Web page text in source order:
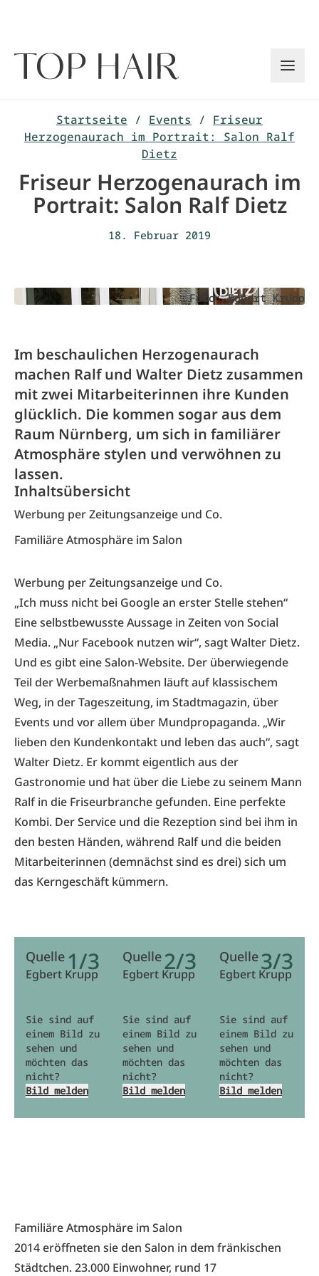
Startseite / Events / Friseur
Herzogenaurach im Portrait: Salon Ralf
Dietz
Friseur Herzogenaurach im
Portrait: Salon Ralf Dietz
18. Februar 2019
Foto: Egbert Krupp
Im beschaulichen Herzogenaurach
machen Ralf und Walter Dietz zusammen
mit zwei Mitarbeiterinnen ihre Kunden
glücklich. Die kommen sogar aus dem
Raum Nürnberg, um sich in familiärer
Atmosphäre stylen und verwöhnen zu
lassen.
Inhaltsübersicht
Werbung per Zeitungsanzeige und Co.
Familiäre Atmosphäre im Salon
Werbung per Zeitungsanzeige und Co.
„Ich muss nicht bei Google an erster Stelle stehen“
Eine selbstbewusste Aussage in Zeiten von Social
Media. „Nur Facebook nutzen wir“, sagt Walter Dietz.
Und es gibt eine Salon-Website. Der überwiegende
Teil der Werbemaßnahmen läuft auf klassischem
Weg, in der Tageszeitung, im Stadtmagazin, über
Events und vor allem über Mundpropaganda. „Wir
lieben den Kundenkontakt und leben das auch“, sagt
Walter Dietz. Er kommt eigentlich aus der
Gastronomie und hat über die Liebe zu seinem Mann
Ralf in die Friseurbranche gefunden. Eine perfekte
Kombi. Der Service und die Rezeption sind bei ihm in
den besten Händen, während Ralf und die beiden
Mitarbeiterinnen (demnächst sind es drei) sich um
das Kerngeschäft kümmern.
1/3
Quelle
Egbert Krupp
Sie sind auf
einem Bild zu
sehen und
möchten das
nicht?
Bild melden
2/3
Quelle
Egbert Krupp
Sie sind auf
einem Bild zu
sehen und
möchten das
nicht?
Bild melden
3/3
Quelle
Egbert Krupp
Sie sind auf
einem Bild zu
sehen und
möchten das
nicht?
Bild melden
Familiäre Atmosphäre im Salon
2014 eröffneten sie den Salon in dem fränkischen
Städtchen. 23.000 Einwohner, rund 17